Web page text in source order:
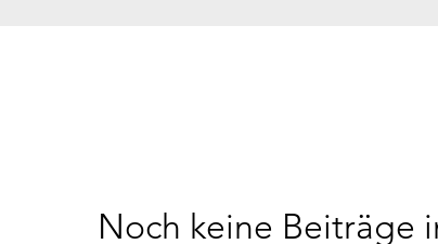
Noch keine Beiträge